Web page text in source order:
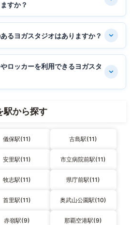
すか？
るヨガスタジオはありますか？
ロッカーを利用できるヨガスタ
駅から探す
儀保駅(11) 古島駅(11)
安里駅(11) 市立病院前駅(11)
牧志駅(11) 県庁前駅(11)
首里駅(11) 奥武山公園駅(10)
赤嶺駅(9) 那覇空港駅(9)